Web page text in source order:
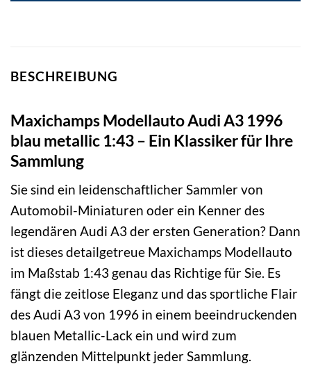
BESCHREIBUNG
Maxichamps Modellauto Audi A3 1996
blau metallic 1:43 – Ein Klassiker für Ihre
Sammlung
Sie sind ein leidenschaftlicher Sammler von
Automobil-Miniaturen oder ein Kenner des
legendären Audi A3 der ersten Generation? Dann
ist dieses detailgetreue Maxichamps Modellauto
im Maßstab 1:43 genau das Richtige für Sie. Es
fängt die zeitlose Eleganz und das sportliche Flair
des Audi A3 von 1996 in einem beeindruckenden
blauen Metallic-Lack ein und wird zum
glänzenden Mittelpunkt jeder Sammlung.